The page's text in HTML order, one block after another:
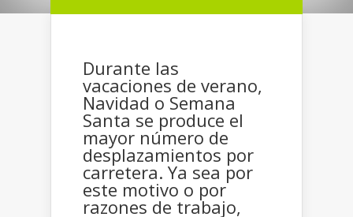
Durante las
vacaciones de verano,
Navidad o Semana
Santa se produce el
mayor número de
desplazamientos por
carretera. Ya sea por
este motivo o por
razones de trabajo,